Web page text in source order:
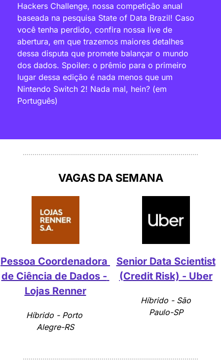
Hackers Challenge, nossa competição anual
baseada na pesquisa State of Data Brazil! Caso
você tenha perdido, confira nossa live de
abertura, em que trazemos maiores detalhes
dessa disputa que promete balançar o mundo
dos dados. Spoiler: o prêmio para o primeiro
lugar dessa edição é nada menos que um
Nintendo Switch 2! Nada mal, hein? (em
Português)
VAGAS DA SEMANA
Pessoa Coordenadora
de Ciência de Dados -
Lojas Renner
Híbrido - Porto
Alegre-RS
Senior Data Scientist
(Credit Risk) - Uber
Paulo-SP